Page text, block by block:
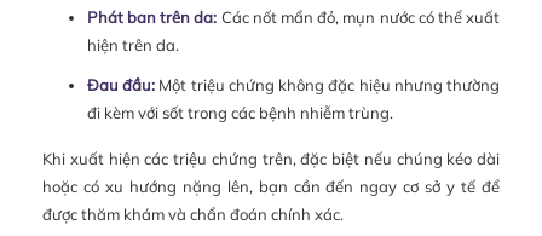
Phát ban trên da: Các nốt mẩn đỏ, mụn nước có thể xuất
hiện trên da.
Đau đầu: Một triệu chứng không đặc hiệu nhưng thường
đi kèm với sốt trong các bệnh nhiễm trùng.
Khi xuất hiện các triệu chứng trên, đặc biệt nếu chúng kéo dài
hoặc có xu hướng nặng lên, bạn cần đến ngay cơ sở y tế để
được thăm khám và chẩn đoán chính xác.